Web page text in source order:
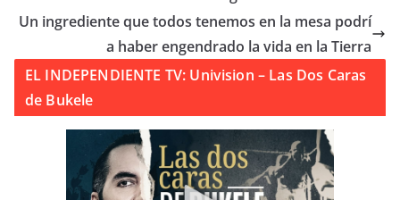
Un ingrediente que todos tenemos en la mesa podrí
a haber engendrado la vida en la Tierra
EL INDEPENDIENTE TV: Univision – Las Dos Caras
de Bukele